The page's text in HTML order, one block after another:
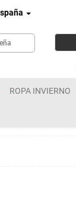
ROPA INVIERNO